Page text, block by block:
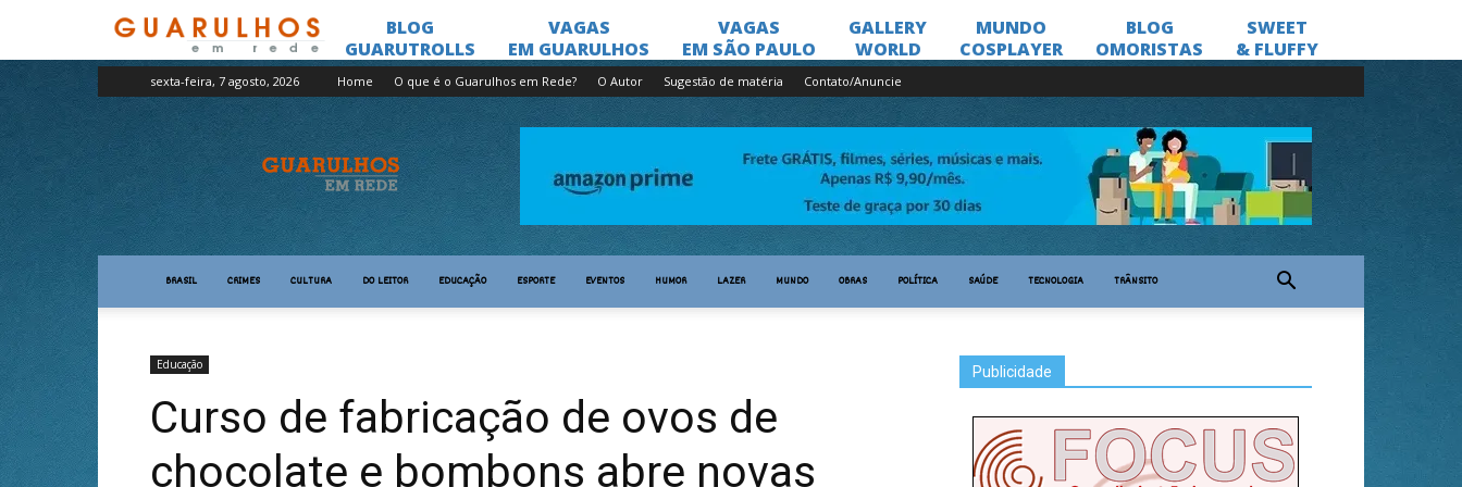
sexta-feira, 7 agosto, 2026 Home O que é o Guarulhos em Rede? O Autor Sugestão de matéria Contato/Anuncie
Guarulhos
em
Rede
BRASIL CRIMES CULTURA DO LEITOR EDUCAÇÃO ESPORTE EVENTOS HUMOR LAZER MUNDO OBRAS POLÍTICA SAÚDE TECNOLOGIA TRÂNSITO
Educação
Curso de fabricação de ovos de
chocolate e bombons abre novas
Publicidade